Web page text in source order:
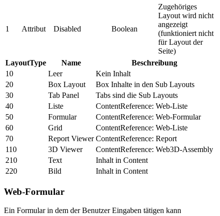
1 Attribut Disabled Boolean
Zugehöriges
Layout wird nicht
angezeigt
(funktioniert nicht
für Layout der
Seite)
LayoutType
Name
Beschreibung
10
Leer
Kein Inhalt
20
Box Layout
Box Inhalte in den Sub Layouts
30
Tab Panel
Tabs sind die Sub Layouts
40
Liste
ContentReference: Web-Liste
50
Formular
ContentReference: Web-Formular
60
Grid
ContentReference: Web-Liste
70
Report Viewer ContentReference: Report
110
3D Viewer
ContentReference: Web3D-Assembly
210
Text
Inhalt in Content
220
Bild Inhalt in Content
Web-Formular
Ein Formular in dem der Benutzer Eingaben tätigen kann